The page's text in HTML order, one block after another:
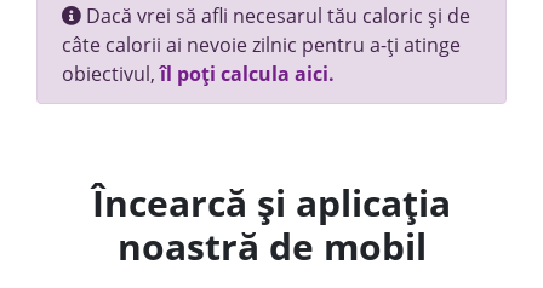
Dacă vrei să afli necesarul tău caloric și de
câte calorii ai nevoie zilnic pentru a-ți atinge
obiectivul,îl poți calcula aici.
Încearcă și aplicația
noastră de mobil